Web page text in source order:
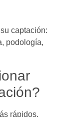
captación:
podología,
rápidos,